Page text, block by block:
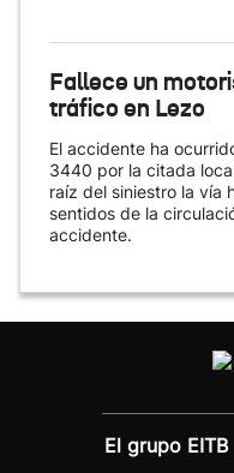
Fallece un
tráfico en Lezo
El accidente ha
3440 por la citada
raíz del siniestro la vía
sentidos de la
accidente.
El grupo EITB